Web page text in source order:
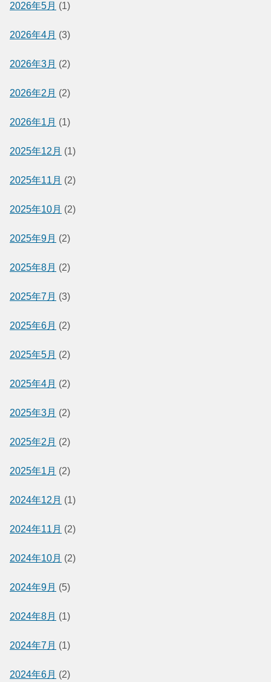
2026年5月 (1)
2026年4月 (3)
2026年3月 (2)
2026年2月 (2)
2026年1月 (1)
2025年12月 (1)
2025年11月 (2)
2025年10月 (2)
2025年9月 (2)
2025年8月 (2)
2025年7月 (3)
2025年6月 (2)
2025年5月 (2)
2025年4月 (2)
2025年3月 (2)
2025年2月 (2)
2025年1月 (2)
2024年12月 (1)
2024年11月 (2)
2024年10月 (2)
2024年9月 (5)
2024年8月 (1)
2024年7月 (1)
2024年6月 (2)